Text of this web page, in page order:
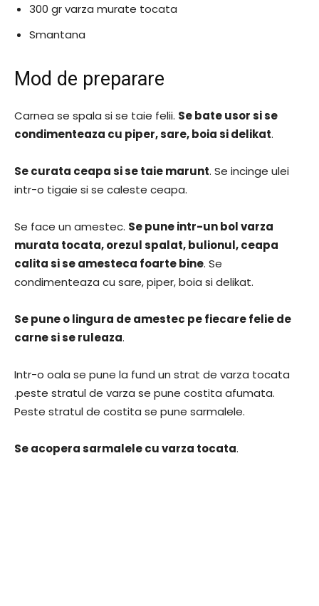
300 gr varza murate tocata
Smantana
Mod de preparare
Carnea se spala si se taie felii. Se bate usor si se
condimenteaza cu piper, sare, boia si delikat.
Se curata ceapa si se taie marunt. Se incinge ulei
intr-o tigaie si se caleste ceapa.
Se face un amestec. Se pune intr-un bol varza
murata tocata, orezul spalat, bulionul, ceapa
calita si se amesteca foarte bine. Se
condimenteaza cu sare, piper, boia si delikat.
Se pune o lingura de amestec pe fiecare felie de
carne si se ruleaza.
Intr-o oala se pune la fund un strat de varza tocata
.peste stratul de varza se pune costita afumata.
Peste stratul de costita se pune sarmalele.
Se acopera sarmalele cu varza tocata.